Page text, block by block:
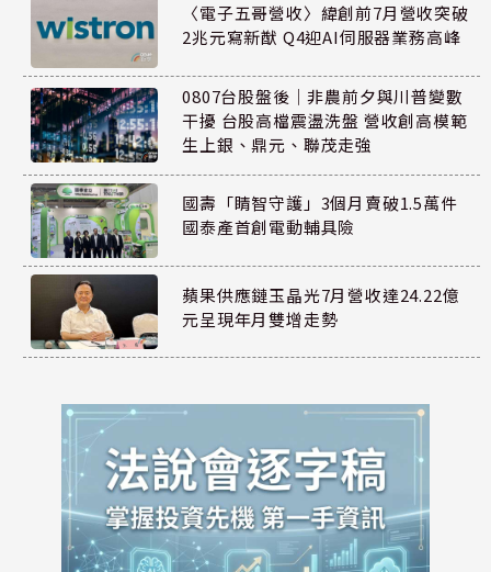
〈電子五哥營收〉緯創前7月營收突破
2兆元寫新猷 Q4迎AI伺服器業務高峰
0807台股盤後｜非農前夕與川普變數
干擾 台股高檔震盪洗盤 營收創高模範
生上銀、鼎元、聯茂走強
國壽「睛智守護」3個月賣破1.5萬件
國泰產首創電動輔具險
蘋果供應鏈玉晶光7月營收達24.22億
元呈現年月雙增走勢